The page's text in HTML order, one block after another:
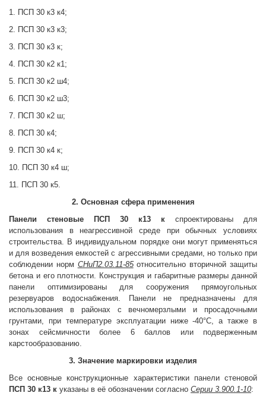
1. ПСП 30 к3 к4;
2. ПСП 30 к3 к3;
3. ПСП 30 к3 к;
4. ПСП 30 к2 к1;
5. ПСП 30 к2 ш4;
6. ПСП 30 к2 ш3;
7. ПСП 30 к2 ш;
8. ПСП 30 к4;
9. ПСП 30 к4 к;
10. ПСП 30 к4 ш;
11. ПСП 30 к5.
2. Основная сфера применения
Панели стеновые
ПСП 30 к13 к спроектированы для
использования в неагрессивной среде при обычных условиях
строительства. В индивидуальном порядке они могут применяться
и для возведения емкостей с агрессивными средами, но только при
соблюдении норм СНиП2.03.11-85относительно вторичной защиты
бетона и его плотности. Конструкция и габаритные размеры данной
панели оптимизированы для сооружения прямоугольных
резервуаров водоснабжения. Панели не предназначены для
использования в районах с вечномерзлыми и просадочными
грунтами, при температуре эксплуатации ниже -40°С, а также в
зонах сейсмичности более 6 баллов или подверженным
карстообразованию.
3. Значение маркировки изделия
Все основные конструкционные характеристики панели стеновой
ПСП 30 к13 к указаны в её обозначении согласно Серии 3.900.1-10: